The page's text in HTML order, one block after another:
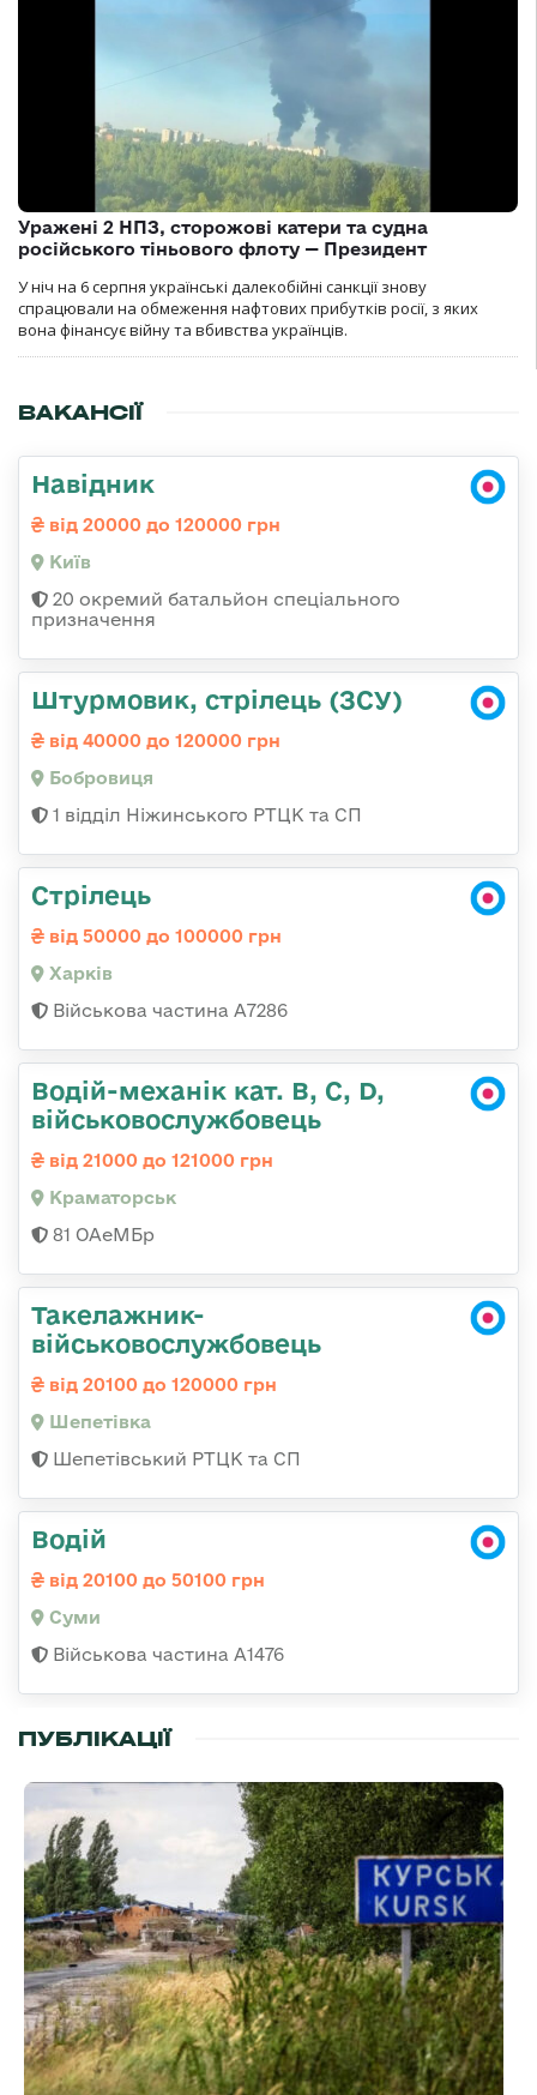
Уражені 2 НПЗ, сторожові катери та судна
російського тіньового флоту — Президент
У ніч на 6 серпня українські далекобійні санкції знову
спрацювали на обмеження нафтових прибутків росії, з яких
вона фінансує війну та вбивства українців.
ВАКАНСІЇ
Навідник
від 20000 до 120000 грн
Київ
20 окремий батальйон спеціального
призначення
Штурмовик, стрілець (ЗСУ)
від 40000 до 120000 грн
Бобровиця
1 відділ Ніжинського РТЦК та СП
Стрілець
від 50000 до 100000 грн
Харків
Військова частина А7286
Водій-механік кат. В, С, D,
військовослужбовець
від 21000 до 121000 грн
Краматорськ
81 ОАеМБр
Такелажник-
військовослужбовець
від 20100 до 120000 грн
Шепетівка
Шепетівський РТЦК та СП
Водій
від 20100 до 50100 грн
Суми
Військова частина А1476
ПУБЛІКАЦІЇ